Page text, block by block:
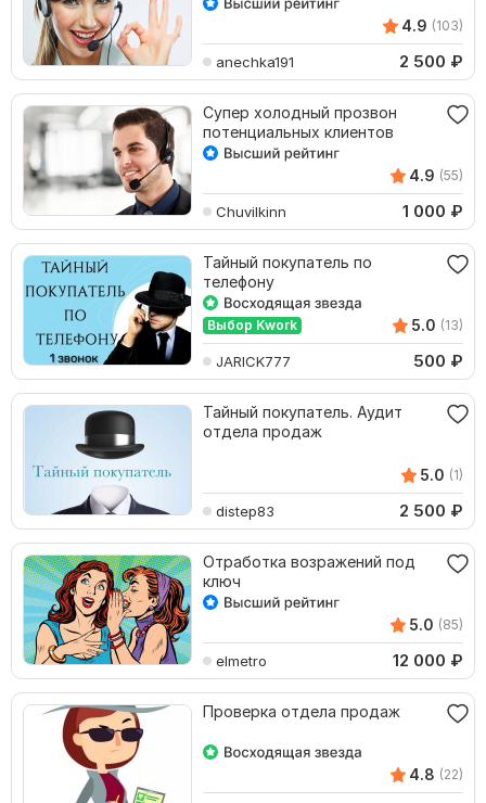
4.9 (103)
anechka191 2 500 ₽
Супер холодный прозвон
потенциальных клиентов
4.9 (55)
Chuvilkinn 1 000 ₽
Тайный покупатель по
телефону
Выбор Kwork 5.0 (13)
JARICK777 500 ₽
Тайный покупатель. Аудит
отдела продаж
5.0 (1)
distep83 2 500 ₽
Отработка возражений под
ключ
5.0 (85)
elmetro 12 000 ₽
Проверка отдела продаж
4.8 (22)